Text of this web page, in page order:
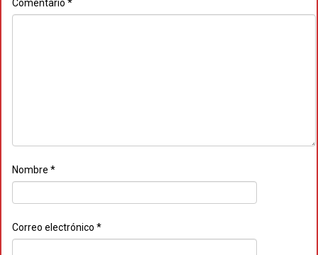
Comentario *
Nombre *
Correo electrónico *